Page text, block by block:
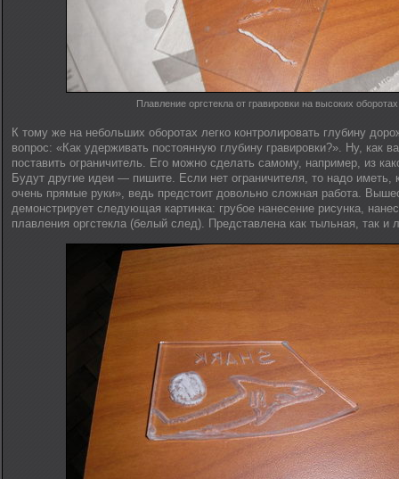
Плавление оргстекла от гравировки на высоких оборотах
К тому же на небольших оборотах легко контролировать глубину
вопрос: «Как удерживать постоянную глубину гравировки?». Ну, как
поставить ограничитель. Его можно сделать самому, например, из
Будут другие идеи — пишите. Если нет ограничителя, то надо иметь,
очень прямые руки», ведь предстоит довольно сложная работа.
демонстрирует следующая картинка: грубое нанесение рисунка,
плавления оргстекла (белый след). Представлена как тыльная, так и